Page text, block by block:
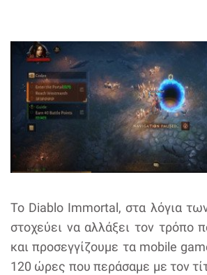
Το Diablo Immortal, στα λόγια
στοχεύει να αλλάξει τον τρόπο
και προσεγγίζουμε τα mobile
120 ώρες που περάσαμε με τον